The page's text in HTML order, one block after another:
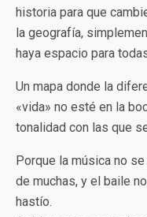
historia para que
la geografía,
haya espacio para
Un mapa donde la
«vida» no esté en la
tonalidad con las que
Porque la música no
de muchas, y el baile
hastío.